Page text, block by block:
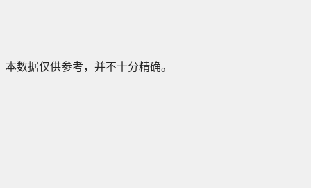
本数据仅供参考，并不十分精确。